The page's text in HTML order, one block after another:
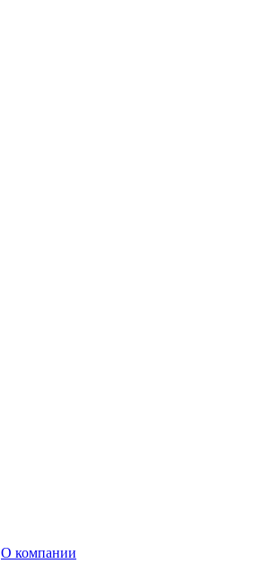
О компании